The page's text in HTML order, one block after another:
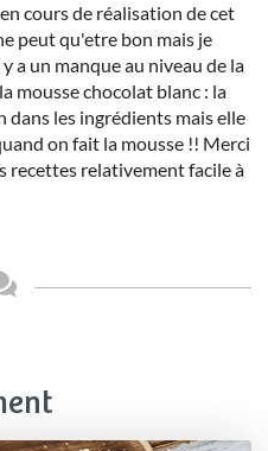
cours de réalisation de cet
peut qu'etre bon mais je
a un manque au niveau de la
mousse chocolat blanc : la
dans les ingrédients mais elle
on fait la mousse !! Merci
recettes relativement facile à